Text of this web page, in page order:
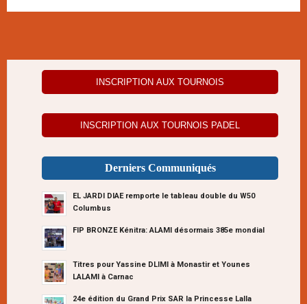
INSCRIPTION AUX TOURNOIS
INSCRIPTION AUX TOURNOIS PADEL
Derniers Communiqués
EL JARDI DIAE remporte le tableau double du W50
Columbus
FIP BRONZE Kénitra: ALAMI désormais 385e mondial
Titres pour Yassine DLIMI à Monastir et Younes
LALAMI à Carnac
24e édition du Grand Prix SAR la Princesse Lalla